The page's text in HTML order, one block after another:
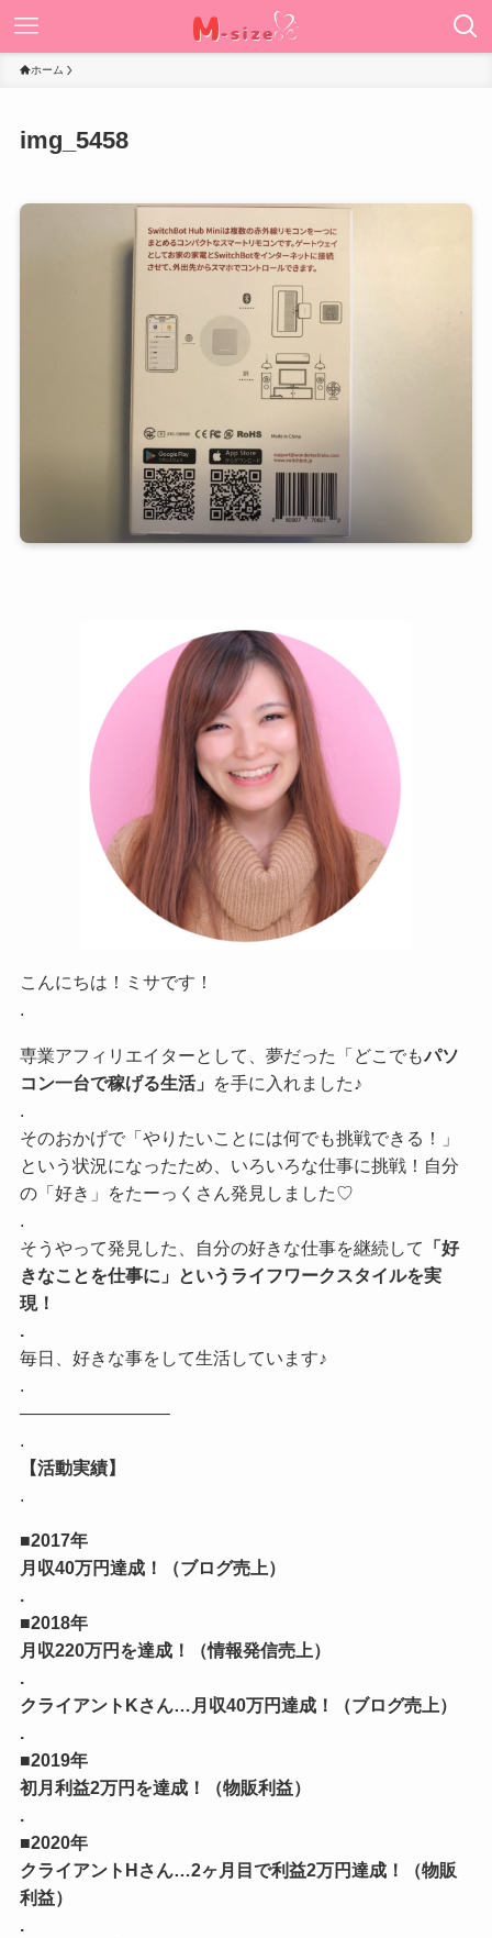
ホーム
img_5458
こんにちは！ミサです！
.
専業アフィリエイターとして、夢だった「どこでもパソ
コン一台で稼げる生活」
を手に入れました♪
そのおかげで「やりたいことには何でも挑戦できる！」
という状況になったため、いろいろな仕事に挑戦！自分
の「好き」をたーっくさん発見しました♡
そうやって発見した、自分の好きな仕事を継続して
「好
きなことを仕事に」というライフワークスタイルを実
現！
毎日、好きな事をして生活しています♪
————————–
【活動実績】
■2017年
月収40万円達成！（ブログ売上）
.
■2018年
月収220万円を達成！（情報発信売上）
.
クライアントKさん…月収40万円達成！（ブログ売上）
.
■2019年
初月利益2万円を達成！（物販利益）
.
■2020年
クライアントHさん…2ヶ月目で利益2万円達成！（物販
利益）
.